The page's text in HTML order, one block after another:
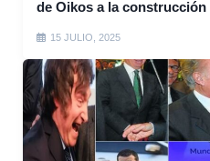
de Oikos a la construcción
15 JULIO, 2025